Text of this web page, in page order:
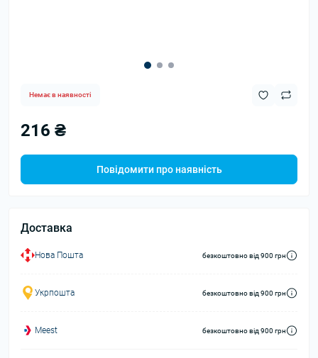
Немає в наявності
216 ₴
Повідомити про наявність
Доставка
Нова Пошта безкоштовно від 900 грн
Укрпошта безкоштовно від 900 грн
Meest безкоштовно від 900 грн